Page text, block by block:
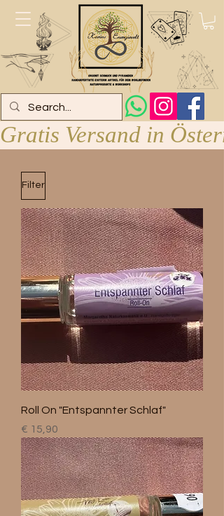
Gratis Versand in
Filter
Roll On "Entspannter Schlaf"
Preis
€ 15,90